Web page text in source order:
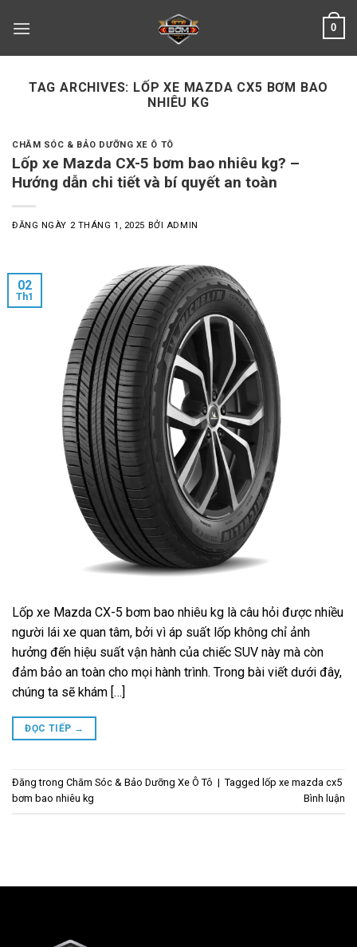
0
TAG ARCHIVES: LỐP XE MAZDA CX5 BƠM BAO
NHIÊU KG
CHĂM SÓC & BẢO DƯỠNG XE Ô TÔ
Lốp xe Mazda CX-5 bơm bao nhiêu kg? –
Hướng dẫn chi tiết và bí quyết an toàn
ĐĂNG NGÀY 2 THÁNG 1, 2025 BỞI ADMIN
02
Th1
Lốp xe Mazda CX-5 bơm bao nhiêu kg là câu hỏi được nhiều
người lái xe quan tâm, bởi vì áp suất lốp không chỉ ảnh
hưởng đến hiệu suất vận hành của chiếc SUV này mà còn
đảm bảo an toàn cho mọi hành trình. Trong bài viết dưới đây,
chúng ta sẽ khám […]
ĐỌC TIẾP →
Đăng trong Chăm Sóc & Bảo Dưỡng Xe Ô Tô | Tagged lốp xe mazda cx5
bơm bao nhiêu kg
Bình luận